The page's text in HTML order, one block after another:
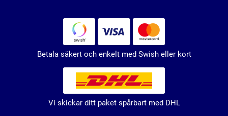
Betala säkert och enkelt med Swish eller kort
Vi skickar ditt paket spårbart med DHL